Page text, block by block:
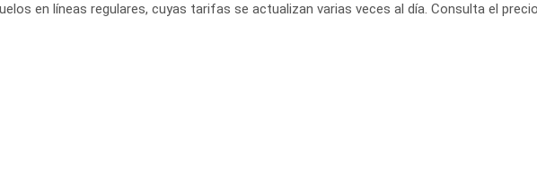
en líneas regulares, cuyas tarifas se actualizan varias veces al día. Consulta el